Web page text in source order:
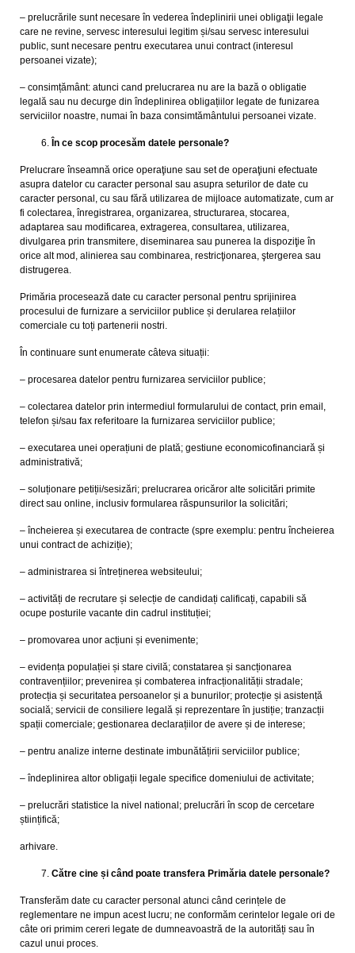
– prelucrările sunt necesare în vederea îndeplinirii unei obligaţii legale
care ne revine, servesc interesului legitim și/sau servesc interesului
public, sunt necesare pentru executarea unui contract (interesul
persoanei vizate);
– consimțământ: atunci cand prelucrarea nu are la bază o obligatie
legală sau nu decurge din îndeplinirea obligațiilor legate de funizarea
serviciilor noastre, numai în baza consimtământului persoanei vizate.
În ce scop procesăm datele personale?
Prelucrare înseamnă orice operaţiune sau set de operaţiuni efectuate
asupra datelor cu caracter personal sau asupra seturilor de date cu
caracter personal, cu sau fără utilizarea de mijloace automatizate, cum ar
fi colectarea, înregistrarea, organizarea, structurarea, stocarea,
adaptarea sau modificarea, extragerea, consultarea, utilizarea,
divulgarea prin transmitere, diseminarea sau punerea la dispoziţie în
orice alt mod, alinierea sau combinarea, restricţionarea, ştergerea sau
distrugerea.
Primăria procesează date cu caracter personal pentru sprijinirea
procesului de furnizare a serviciilor publice și derularea relațiilor
comerciale cu toți partenerii nostri.
În continuare sunt enumerate câteva situații:
– procesarea datelor pentru furnizarea serviciilor publice;
– colectarea datelor prin intermediul formularului de contact, prin email,
telefon și/sau fax referitoare la furnizarea serviciilor publice;
– executarea unei operațiuni de plată; gestiune economicofinanciară și
administrativă;
– soluționare petiții/sesizări; prelucrarea oricăror alte solicitări primite
direct sau online, inclusiv formularea răspunsurilor la solicitări;
– încheierea și executarea de contracte (spre exemplu: pentru încheierea
unui contract de achiziție);
– administrarea si întreținerea websiteului;
– activități de recrutare și selecție de candidați calificați, capabili să
ocupe posturile vacante din cadrul instituției;
– promovarea unor acțiuni și evenimente;
– evidența populației și stare civilă; constatarea și sancționarea
contravențiilor; prevenirea și combaterea infracționalității stradale;
protecția și securitatea persoanelor și a bunurilor; protecție și asistență
socială; servicii de consiliere legală și reprezentare în justiție; tranzacții
spații comerciale; gestionarea declarațiilor de avere și de interese;
– pentru analize interne destinate imbunătățirii serviciilor publice;
– îndeplinirea altor obligații legale specifice domeniului de activitate;
– prelucrări statistice la nivel national; prelucrări în scop de cercetare
științifică;
arhivare.
Către cine și când poate transfera Primăria datele personale?
Transferăm date cu caracter personal atunci când cerințele de
reglementare ne impun acest lucru; ne conformăm cerintelor legale ori de
câte ori primim cereri legate de dumneavoastră de la autorități sau în
cazul unui proces.